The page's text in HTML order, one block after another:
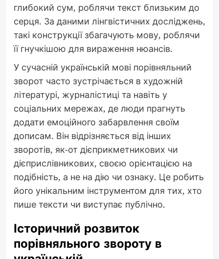
глибокий сум, роблячи текст близьким до
серця. За даними лінгвістичних досліджень,
такі конструкції збагачують мову, роблячи
її гнучкішою для вираження нюансів.
У сучасній українській мові порівняльний
зворот часто зустрічається в художній
літературі, журналістиці та навіть у
соціальних мережах, де люди прагнуть
додати емоційного забарвлення своїм
дописам. Він відрізняється від інших
зворотів, як-от дієприкметникових чи
дієприслівникових, своєю орієнтацією на
подібність, а не на дію чи ознаку. Це робить
його унікальним інструментом для тих, хто
пише тексти чи виступає публічно.
Історичний розвиток
порівняльного звороту в